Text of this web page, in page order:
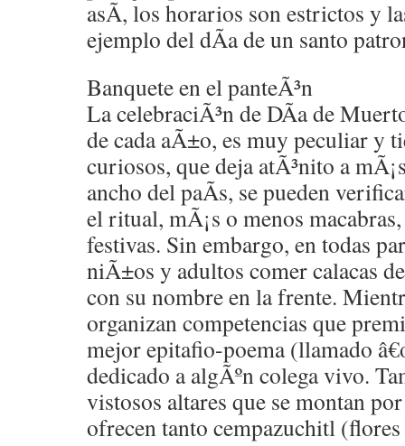
asÃ­, los horarios son estrictos y
ejemplo del dÃ­a de un santo
Banquete en el panteÃ³n
La celebraciÃ³n de DÃ­a de
de cada aÃ±o, es muy peculiar y
curiosos, que deja atÃ³nito a
ancho del paÃ­s, se pueden
el ritual, mÃ¡s o menos
festivas. Sin embargo, en todas
niÃ±os y adultos comer calacas
con su nombre en la frente.
organizan competencias que
mejor epitafio-poema (llamado
dedicado a algÃºn colega vivo.
vistosos altares que se montan
ofrecen tanto cempazuchitl